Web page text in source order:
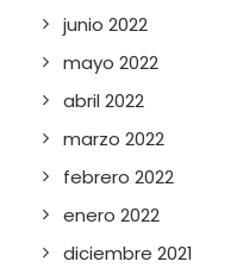
junio 2022
mayo 2022
abril 2022
marzo 2022
febrero 2022
enero 2022
diciembre 2021